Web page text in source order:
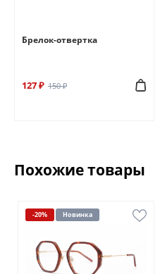
Брелок-отвертка
127 ₽ 150 ₽
Похожие товары
-20% Новинка